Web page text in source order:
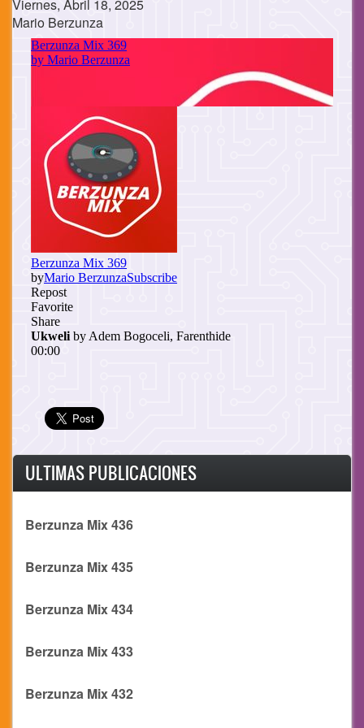
Viernes, Abril 18, 2025
Mario Berzunza
Cuerpo
ULTIMAS PUBLICACIONES
Berzunza Mix 436
Berzunza Mix 435
Berzunza Mix 434
Berzunza Mix 433
Berzunza Mix 432